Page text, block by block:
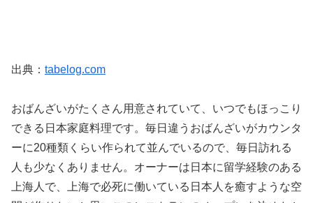
出典： tabelog.com
おばんざいがたくさん用意されていて、いつでもほっこり
できる日本家庭料理です。毎日違うおばんざいがカウンタ
ーに20種類くらい作られて並んでいるので、毎日訪れる
人も少なくありません。オーナーは日本に留学経験のある
上海人で、上海で必死に働いている日本人を癒すような空